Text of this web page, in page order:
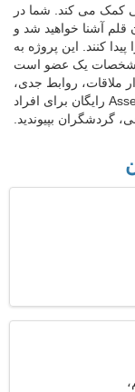
کمک می کند. شما در
قلم آشنا خواهید شد و
کنند. این پروژه به
مشخصات یک عضو است
ملاقات، روابط جدی،
ازدواج ارتباط برقرار کند. به سایت دوستیابی Asse رایگان برای افراد
گردشگران بپیوندید.